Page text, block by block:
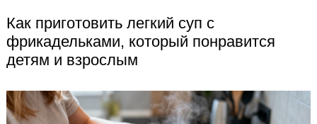
Как приготовить легкий суп с
фрикадельками, который понравится
детям и взрослым